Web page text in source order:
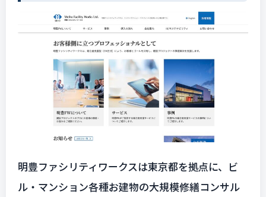
明豊ファシリティワークスは東京都を拠点に、ビ
ル・マンション各種お建物の大規模修繕コンサル